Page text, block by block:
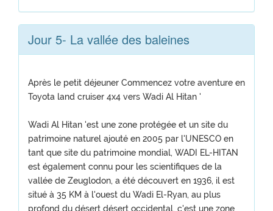
Jour 5- La vallée des baleines
Après le petit déjeuner Commencez votre aventure en
Toyota land cruiser 4x4 vers Wadi Al Hitan '
Wadi Al Hitan 'est une zone protégée et un site du
patrimoine naturel ajouté en 2005 par l'UNESCO en
tant que site du patrimoine mondial, WADI EL-HITAN
est également connu pour les scientifiques de la
vallée de Zeuglodon, a été découvert en 1936, il est
situé à 35 KM à l'ouest du Wadi El-Ryan, au plus
profond du désert désert occidental, c'est une zone